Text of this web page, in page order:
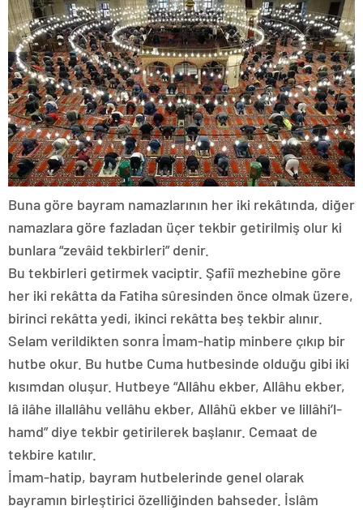
Buna göre bayram namazlarının her iki rekâtında, diğer
namazlara göre fazladan üçer tekbir getirilmiş olur ki
bunlara “zevâid tekbirleri” denir.
Bu tekbirleri getirmek vaciptir. Şafiî mezhebine göre
her iki rekâtta da Fatiha sûresinden önce olmak üzere,
birinci rekâtta yedi, ikinci rekâtta beş tekbir alınır.
Selam verildikten sonra İmam-hatip minbere çıkıp bir
hutbe okur. Bu hutbe Cuma hutbesinde olduğu gibi iki
kısımdan oluşur. Hutbeye “Allâhu ekber, Allâhu ekber,
lâ ilâhe illallâhu vellâhu ekber, Allâhü ekber ve lillâhi’l-
hamd” diye tekbir getirilerek başlanır. Cemaat de
tekbire katılır.
İmam-hatip, bayram hutbelerinde genel olarak
bayramın birleştirici özelliğinden bahseder. İslâm